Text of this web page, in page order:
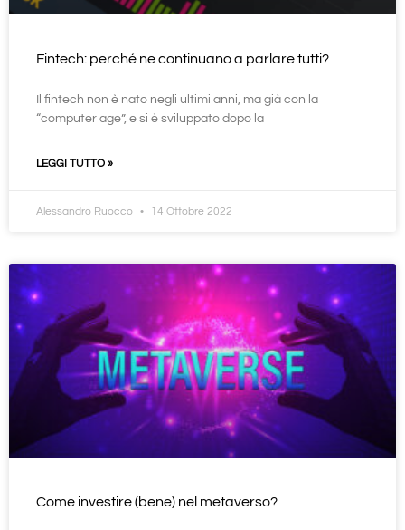
Fintech: perché ne continuano a parlare tutti?
Il fintech non è nato negli ultimi anni, ma già con la
“computer age”, e si è sviluppato dopo la
LEGGI TUTTO »
Alessandro Ruocco 14 Ottobre 2022
Come investire (bene) nel metaverso?